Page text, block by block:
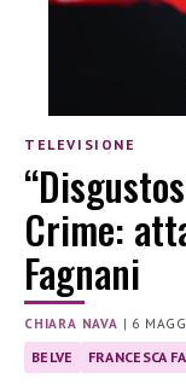
TELEVISIONE
Crime:
Fagnani
CHIARA NAVA | 6
BELVE FRANCESCA